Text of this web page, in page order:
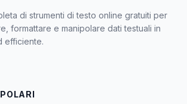
di strumenti di testo online gratuiti per
formattare e manipolare dati testuali in
efficiente.